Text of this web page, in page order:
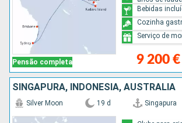
Pensão completa 9 200 €
Bebidas
Cozinha
Serviço de
SINGAPURA, INDONÉSIA, AUSTRALIA
Silver Moon 19 d Singapura